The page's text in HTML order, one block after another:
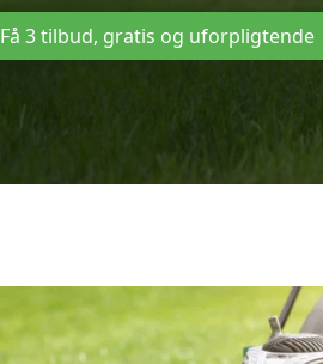
Få 3 tilbud, gratis og uforpligtende